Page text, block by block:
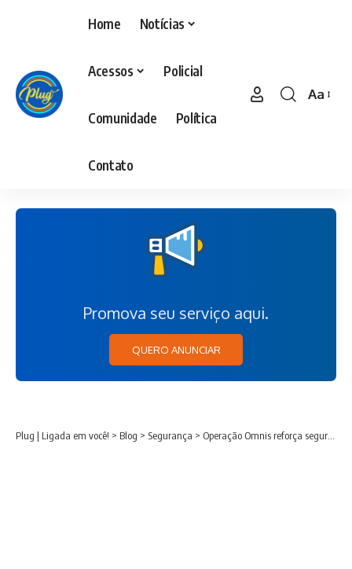
Home Notícias
Acessos Policial
Comunidade Política
Contato
Aa
Promova seu serviço aqui.
QUERO ANUNCIAR
Plug | Ligada em você! > Blog > Segurança > Operação Omnis reforça segurança em 89 municípios da região Norte do Paraná